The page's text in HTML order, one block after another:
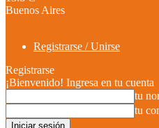
Buenos Aires
Registrarse / Unirse
Registrarse
¡Bienvenido! Ingresa en tu cuenta
tu
tu